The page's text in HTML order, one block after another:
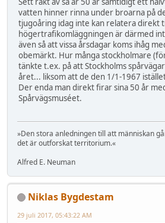
vatten hinner rinna under broarna på
tjugoåring idag inte kan relatera direkt
högertrafikomläggningen är därmed
även så att vissa årsdagar koms ihåg
obemärkt. Hur många stockholmare
tänkte t.ex. på att Stockholms
året... liksom att de den 1/1-1967
Der enda man direkt firar sina 50 år
Spårvägsmuséet.
»Den stora anledningen till att människan
det är outforskat territorium.«
Alfred E. Neuman
Niklas Bygdestam
29 juli 2017, 05:43:22 AM